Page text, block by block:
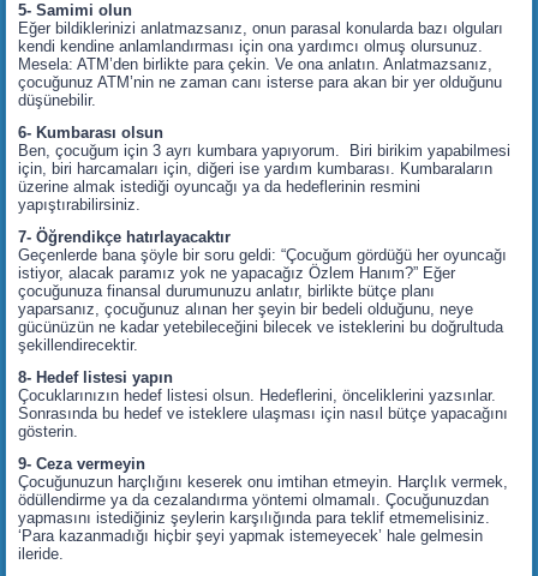
5- Samimi olun
Eğer bildiklerinizi anlatmazsanız, onun parasal konularda bazı olguları
kendi kendine anlamlandırması için ona yardımcı olmuş olursunuz.
Mesela: ATM’den birlikte para çekin. Ve ona anlatın. Anlatmazsanız,
çocuğunuz ATM’nin ne zaman canı isterse para akan bir yer olduğunu
düşünebilir.
6- Kumbarası olsun
Ben, çocuğum için 3 ayrı kumbara yapıyorum. Biri birikim yapabilmesi
için, biri harcamaları için, diğeri ise yardım kumbarası. Kumbaraların
üzerine almak istediği oyuncağı ya da hedeflerinin resmini
yapıştırabilirsiniz.
7- Öğrendikçe hatırlayacaktır
Geçenlerde bana şöyle bir soru geldi: “Çocuğum gördüğü her oyuncağı
istiyor, alacak paramız yok ne yapacağız Özlem Hanım?” Eğer
çocuğunuza finansal durumunuzu anlatır, birlikte bütçe planı
yaparsanız, çocuğunuz alınan her şeyin bir bedeli olduğunu, neye
gücünüzün ne kadar yetebileceğini bilecek ve isteklerini bu doğrultuda
şekillendirecektir.
8- Hedef listesi yapın
Çocuklarınızın hedef listesi olsun. Hedeflerini, önceliklerini yazsınlar.
Sonrasında bu hedef ve isteklere ulaşması için nasıl bütçe yapacağını
gösterin.
9- Ceza vermeyin
Çocuğunuzun harçlığını keserek onu imtihan etmeyin. Harçlık vermek,
ödüllendirme ya da cezalandırma yöntemi olmamalı. Çocuğunuzdan
yapmasını istediğiniz şeylerin karşılığında para teklif etmemelisiniz.
‘Para kazanmadığı hiçbir şeyi yapmak istemeyecek’ hale gelmesin
ileride.